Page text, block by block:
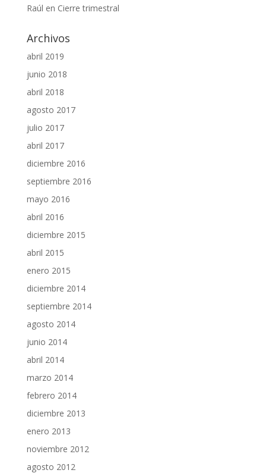
Raúl en Cierre trimestral
Archivos
abril 2019
junio 2018
abril 2018
agosto 2017
julio 2017
abril 2017
diciembre 2016
septiembre 2016
mayo 2016
abril 2016
diciembre 2015
abril 2015
enero 2015
diciembre 2014
septiembre 2014
agosto 2014
junio 2014
abril 2014
marzo 2014
febrero 2014
diciembre 2013
enero 2013
noviembre 2012
agosto 2012